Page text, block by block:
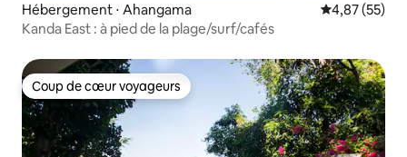
Hébergement ⋅ Ahangama Évaluation
4,87 (55)
Kanda East : à pied de la plage/surf/cafés
Coup de cœur voyageurs
Coup de cœur voyageurs